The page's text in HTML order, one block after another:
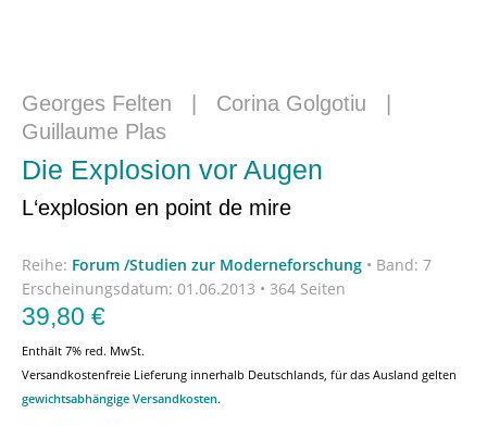
Georges Felten Corina Golgotiu
Guillaume Plas
Die Explosion vor Augen
L‘explosion en point de mire
Reihe: Forum /Studien zur Moderneforschung • Band: 7
Erscheinungsdatum: 01.06.2013 • 364 Seiten
39,80 €
Enthält 7% red. MwSt.
Versandkostenfreie Lieferung innerhalb Deutschlands, für das Ausland gelten
gewichtsabhängige Versandkosten.